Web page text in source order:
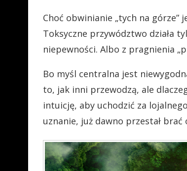
Choć obwinianie „tych na górze”
Toksyczne przywództwo działa
niepewności. Albo z pragnienia
Bo myśl centralna jest
to, jak inni przewodzą, ale
intuicję, aby uchodzić za
uznanie, już dawno przestał